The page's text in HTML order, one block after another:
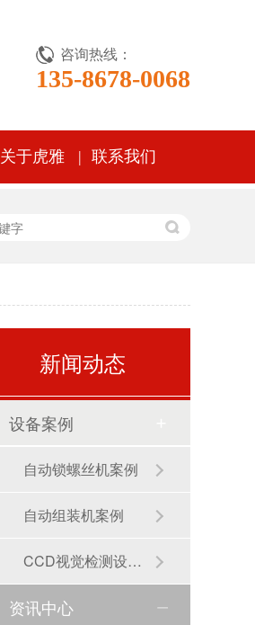
咨询热线：
135-8678-0068
关于虎雅 联系我们
新闻动态
设备案例
自动锁螺丝机案例
自动组装机案例
CCD视觉检测设备案例
资讯中心